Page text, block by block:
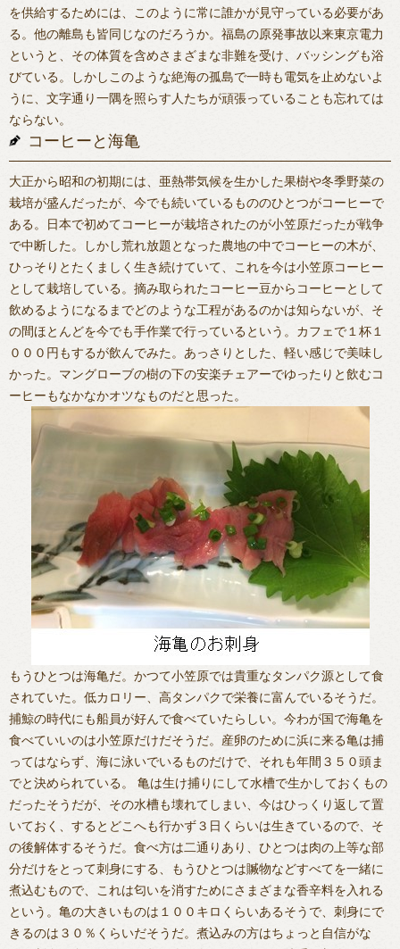
を供給するためには、このように常に誰かが見守っている必要があ
る。他の離島も皆同じなのだろうか。福島の原発事故以来東京電力
というと、その体質を含めさまざまな非難を受け、バッシングも浴
びている。しかしこのような絶海の孤島で一時も電気を止めないよ
うに、文字通り一隅を照らす人たちが頑張っていることも忘れては
ならない。
コーヒーと海亀
大正から昭和の初期には、亜熱帯気候を生かした果樹や冬季野菜の
栽培が盛んだったが、今でも続いているもののひとつがコーヒーで
ある。日本で初めてコーヒーが栽培されたのが小笠原だったが戦争
で中断した。しかし荒れ放題となった農地の中でコーヒーの木が、
ひっそりとたくましく生き続けていて、これを今は小笠原コーヒー
として栽培している。摘み取られたコーヒー豆からコーヒーとして
飲めるようになるまでどのような工程があるのかは知らないが、そ
の間ほとんどを今でも手作業で行っているという。カフェで１杯１
０００円もするが飲んでみた。あっさりとした、軽い感じで美味し
かった。マングローブの樹の下の安楽チェアーでゆったりと飲むコ
ーヒーもなかなかオツなものだと思った。
もうひとつは海亀だ。かつて小笠原では貴重なタンパク源として食
されていた。低カロリー、高タンパクで栄養に富んでいるそうだ。
捕鯨の時代にも船員が好んで食べていたらしい。今わが国で海亀を
食べていいのは小笠原だけだそうだ。産卵のために浜に来る亀は捕
ってはならず、海に泳いでいるものだけで、それも年間３５０頭ま
でと決められている。 亀は生け捕りにして水槽で生かしておくもの
だったそうだが、その水槽も壊れてしまい、今はひっくり返して置
いておく、するとどこへも行かず３日くらいは生きているので、そ
の後解体するそうだ。食べ方は二通りあり、ひとつは肉の上等な部
分だけをとって刺身にする、もうひとつは贓物などすべてを一緒に
煮込むもので、これは匂いを消すためにさまざまな香辛料を入れる
という。亀の大きいものは１００キロくらいあるそうで、刺身にで
きるのは３０％くらいだそうだ。煮込みの方はちょっと自信がな